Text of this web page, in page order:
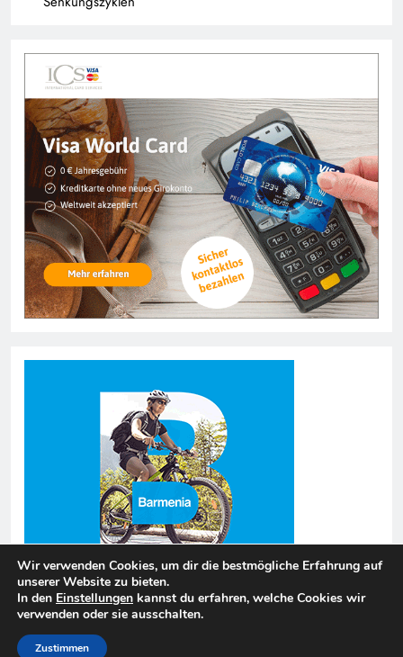
finanzen-informationen.com 2026. Powered By
Wir verwenden Cookies, um dir die bestmögliche Erfahrung auf
unserer Website zu bieten.
In den Einstellungen kannst du erfahren, welche Cookies wir
verwenden oder sie ausschalten.
Zustimmen